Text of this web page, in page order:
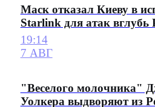
Маск отказал Киеву в
Starlink для атак вглубь
19:14
7 АВГ
"Веселого молочника"
Уолкера выдворяют из